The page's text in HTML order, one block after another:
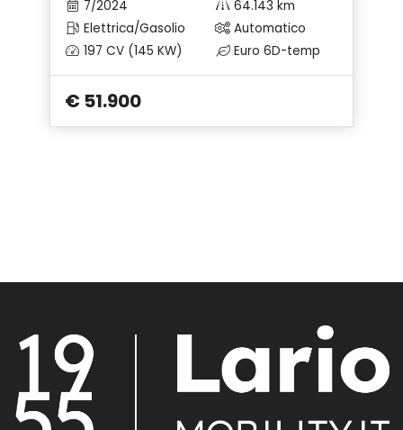
Sistema di chiamata d'emergenza
Sistema di riconoscimento stanchezza guidatore
Specchietti retrovisori elettrici - riscaldabili
7/2024
64.143 km
Elettrica/Gasolio
Automatico
197 CV (145 KW)
Euro 6D-temp
€ 51.900